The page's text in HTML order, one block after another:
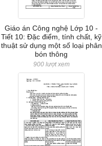
Giáo án Công nghệ Lớp 10 -
Tiết 10: Đặc điểm, tính chất, kỹ
thuật sử dụng một số loại phân
bón thông
900 lượt xem